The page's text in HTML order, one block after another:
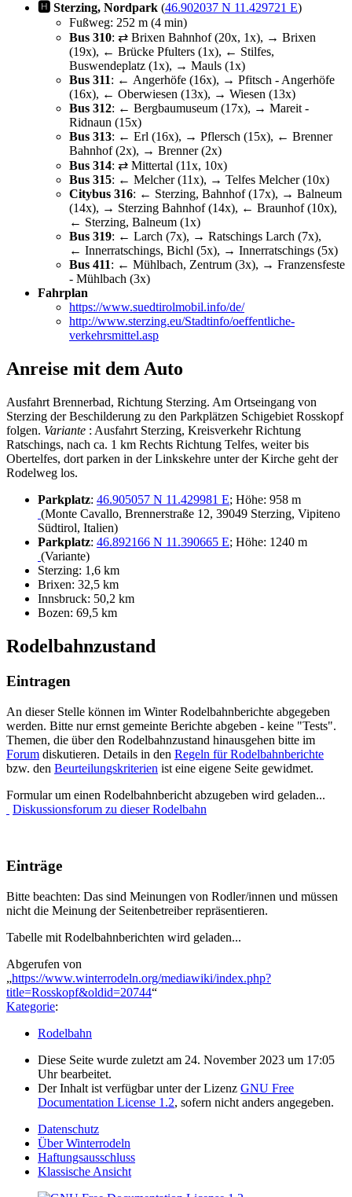
🅷 Sterzing, Nordpark (46.902037 N 11.429721 E)
Fußweg: 252 m (4 min)
Bus 310: ⇄ Brixen Bahnhof (20x, 1x), → Brixen
(19x), ← Brücke Pfulters (1x), ← Stilfes,
Buswendeplatz (1x), → Mauls (1x)
Bus 311: ← Angerhöfe (16x), → Pfitsch - Angerhöfe
(16x), ← Oberwiesen (13x), → Wiesen (13x)
Bus 312: ← Bergbaumuseum (17x), → Mareit -
Ridnaun (15x)
Bus 313: ← Erl (16x), → Pflersch (15x), ← Brenner
Bahnhof (2x), → Brenner (2x)
Bus 314: ⇄ Mittertal (11x, 10x)
Bus 315: ← Melcher (11x), → Telfes Melcher (10x)
Citybus 316: ← Sterzing, Bahnhof (17x), → Balneum
(14x), → Sterzing Bahnhof (14x), ← Braunhof (10x),
← Sterzing, Balneum (1x)
Bus 319: ← Larch (7x), → Ratschings Larch (7x),
← Innerratschings, Bichl (5x), → Innerratschings (5x)
Bus 411: ← Mühlbach, Zentrum (3x), → Franzensfeste
- Mühlbach (3x)
Fahrplan
https://www.suedtirolmobil.info/de/
http://www.sterzing.eu/Stadtinfo/oeffentliche-
verkehrsmittel.asp
Anreise mit dem Auto
Ausfahrt Brennerbad, Richtung Sterzing. Am Ortseingang von
Sterzing der Beschilderung zu den Parkplätzen Schigebiet Rosskopf
folgen. Variante : Ausfahrt Sterzing, Kreisverkehr Richtung
Ratschings, nach ca. 1 km Rechts Richtung Telfes, weiter bis
Obertelfes, dort parken in der Linkskehre unter der Kirche geht der
Rodelweg los.
Parkplatz: 46.905057 N 11.429981 E; Höhe: 958 m
(Monte Cavallo, Brennerstraße 12, 39049 Sterzing, Vipiteno
Südtirol, Italien)
Parkplatz: 46.892166 N 11.390665 E; Höhe: 1240 m
(Variante)
Sterzing: 1,6 km
Brixen: 32,5 km
Innsbruck: 50,2 km
Bozen: 69,5 km
Rodelbahnzustand
Eintragen
An dieser Stelle können im Winter Rodelbahnberichte abgegeben
werden. Bitte nur ernst gemeinte Berichte abgeben - keine "Tests".
Themen, die über den Rodelbahnzustand hinausgehen bitte im
Forum diskutieren. Details in den Regeln für Rodelbahnberichte
bzw. den Beurteilungskriterien ist eine eigene Seite gewidmet.
Formular um einen Rodelbahnbericht abzugeben wird geladen...
Diskussionsforum zu dieser Rodelbahn
Einträge
Bitte beachten: Das sind Meinungen von Rodler/innen und müssen
nicht die Meinung der Seitenbetreiber repräsentieren.
Tabelle mit Rodelbahnberichten wird geladen...
Abgerufen von
„https://www.winterrodeln.org/mediawiki/index.php?
title=Rosskopf&oldid=20744“
Kategorie:
Rodelbahn
Diese Seite wurde zuletzt am 24. November 2023 um 17:05
Uhr bearbeitet.
Der Inhalt ist verfügbar unter der Lizenz GNU Free
Documentation License 1.2, sofern nicht anders angegeben.
Datenschutz
Über Winterrodeln
Haftungsausschluss
Klassische Ansicht